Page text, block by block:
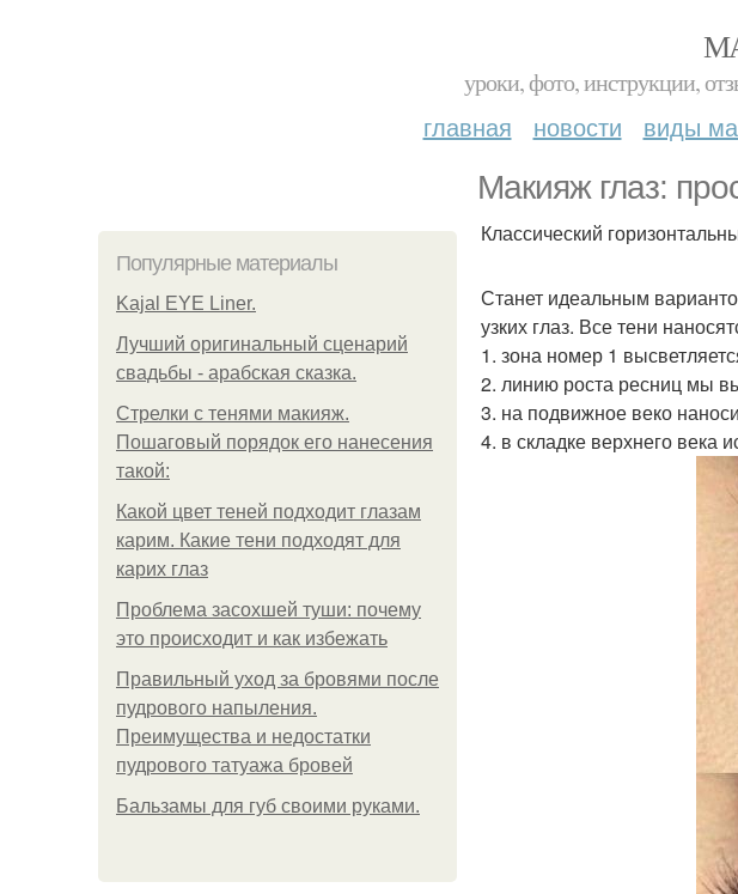
уроки, фото, инструкции,
главная новости виды
Макияж глаз:
Популярные материалы
Kajal EYE Liner.
Лучший оригинальный сценарий
свадьбы - арабская сказка.
Стрелки с тенями макияж.
Пошаговый порядок его нанесения
такой:
Какой цвет теней подходит глазам
карим. Какие тени подходят для
карих глаз
Проблема засохшей туши: почему
это происходит и как избежать
Правильный уход за бровями после
пудрового напыления.
Преимущества и недостатки
пудрового татуажа бровей
Бальзамы для губ своими руками.
Классический
Станет идеальным
узких глаз. Все тени
1. зона номер 1
2. линию роста ресниц мы
3. на подвижное веко
4. в складке верхнего века